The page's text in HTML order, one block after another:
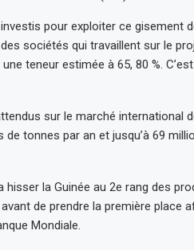
pour exploiter ce gisement
sociétés qui travaillent sur le
teneur estimée à 65, 80 %.
sur le marché international
tonnes par an et jusqu’à 69
hisser la Guinée au 2e rang des
de prendre la première place
Mondiale.